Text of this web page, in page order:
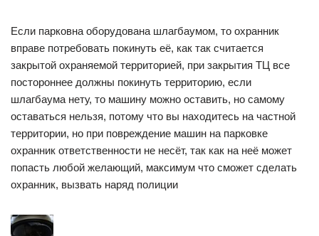
Если парковна оборудована шлагбаумом, то охранник
вправе потребовать покинуть её, как так считается
закрытой охраняемой территорией, при закрытия ТЦ все
постороннее должны покинуть территорию, если
шлагбаума нету, то машину можно оставить, но самому
оставаться нельзя, потому что вы находитесь на частной
территории, но при повреждение машин на парковке
охранник ответственности не несёт, так как на неё может
попасть любой желающий, максимум что сможет сделать
охранник, вызвать наряд полиции